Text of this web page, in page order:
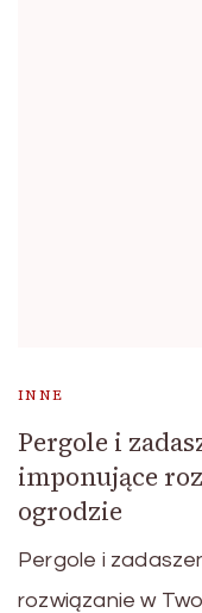
INNE
Pergole i
imponujące
ogrodzie
Pergole i
rozwiązanie w